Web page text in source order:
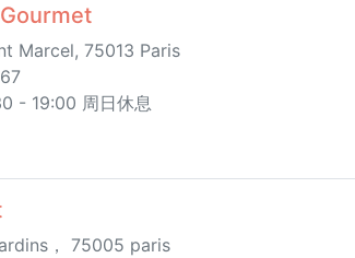
Marcel, 75013 Paris
- 19:00 周日休息
， 75005 paris